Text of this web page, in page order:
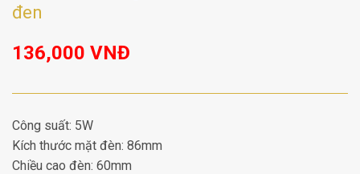
đen
136,000 VNĐ
Công suất: 5W
Kích thước mặt đèn: 86mm
Chiều cao đèn: 60mm